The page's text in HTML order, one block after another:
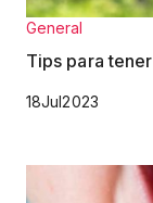
General
Tips para
18Jul2023